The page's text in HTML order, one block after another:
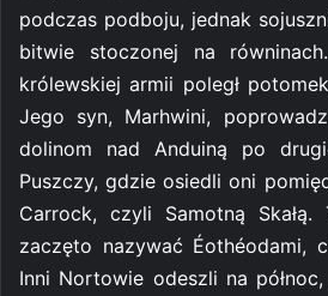
podczas podboju, jednak
bitwie stoczonej na
królewskiej armii poległ
Jego syn, Marhwini,
dolinom nad Anduiną po
Puszczy, gdzie osiedli oni
Carrock, czyli Samotną Skałą.
zaczęto nazywać Éothéodami,
Inni Nortowie odeszli na